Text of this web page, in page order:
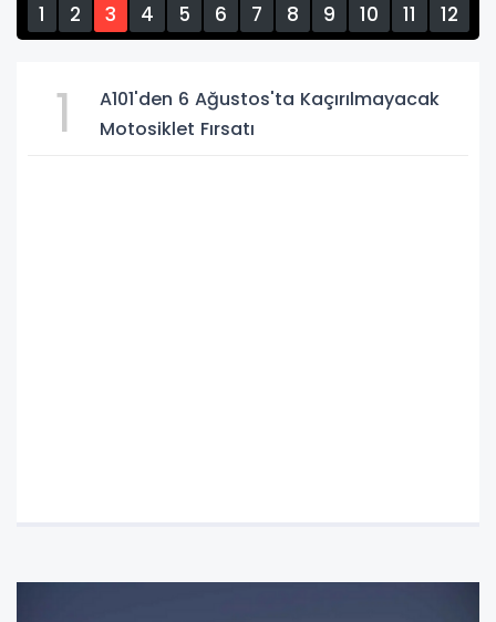
1 2 3 4 5 6 7 8 9 10 11
12
1
A101'den 6 Ağustos'ta Kaçırılmayacak
Motosiklet Fırsatı